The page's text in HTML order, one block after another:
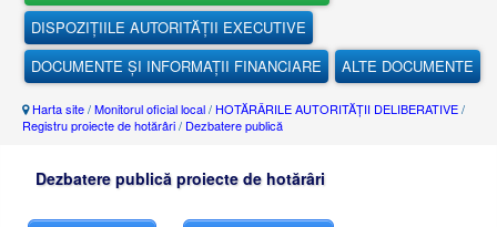
DISPOZIȚIILE AUTORITĂȚII EXECUTIVE
DOCUMENTE ȘI INFORMAȚII FINANCIARE
ALTE DOCUMENTE
Harta site/Monitorul oficial local/ HOTĂRÂRILE AUTORITĂȚII DELIBERATIVE/
Registru proiecte de hotărâri/ Dezbatere publică
Dezbatere publică proiecte de hotărâri